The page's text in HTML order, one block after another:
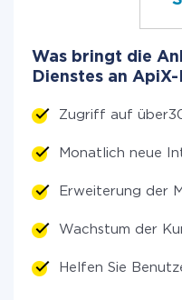
Was bringt die
Dienstes an ApiX-
Zugriff auf
Monatlich neue
Erweiterung der
Wachstum der
Helfen Sie